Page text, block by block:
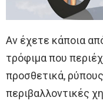
Αν έχετε κάποια
τρόφιμα που
προσθετικά,
περιβαλλοντικές